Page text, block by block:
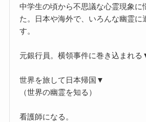
中学生の頃から不思議な心霊現象に
た。日本や海外で、いろんな幽霊に
す。
元銀行員。横領事件に巻き込まれる
世界を旅して日本帰国▼
（世界の幽霊を知る）
看護師になる。